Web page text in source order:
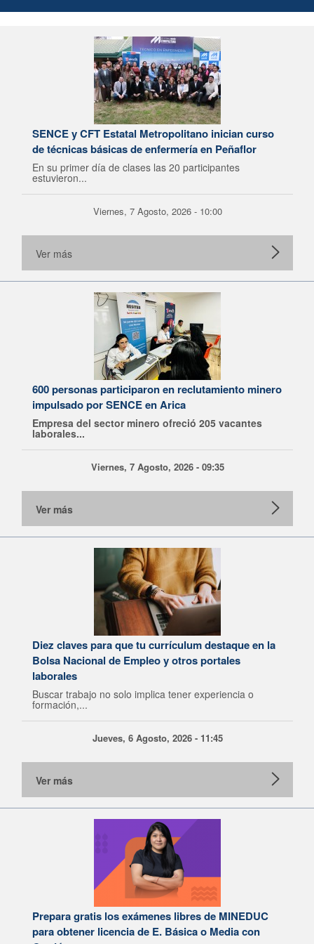
SENCE y CFT Estatal Metropolitano inician curso
de técnicas básicas de enfermería en Peñaflor
En su primer día de clases las 20 participantes
estuvieron...
Viernes, 7 Agosto, 2026 - 10:00
Ver más
600 personas participaron en reclutamiento minero
impulsado por SENCE en Arica
Empresa del sector minero ofreció 205 vacantes
laborales...
Viernes, 7 Agosto, 2026 - 09:35
Ver más
Diez claves para que tu currículum destaque en la
Bolsa Nacional de Empleo y otros portales
laborales
Buscar trabajo no solo implica tener experiencia o
formación,...
Jueves, 6 Agosto, 2026 - 11:45
Ver más
Prepara gratis los exámenes libres de MINEDUC
para obtener licencia de E. Básica o Media con